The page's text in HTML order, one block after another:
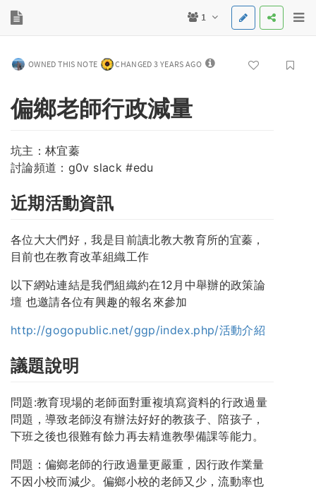
1
OWNED THIS NOTE CHANGED 3 YEARS AGO
偏鄉老師行政減量
坑主：林宜蓁
討論頻道：g0v slack #edu
近期活動資訊
各位大大們好，我是目前讀北教大教育所的宜蓁，
目前也在教育改革組織工作
以下網站連結是我們組織約在12月中舉辦的政策論
壇 也邀請各位有興趣的報名來參加
http://gogopublic.net/ggp/index.php/活動介紹
議題說明
問題:教育現場的老師面對重複填寫資料的行政過量
問題，導致老師沒有辦法好好的教孩子、陪孩子，
下班之後也很難有餘力再去精進教學備課等能力。
問題：偏鄉老師的行政過量更嚴重，因行政作業量
不因小校而減少。偏鄉小校的老師又少，流動率也